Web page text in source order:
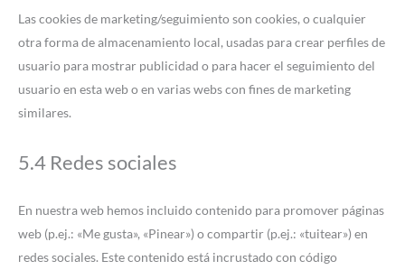
Las cookies de marketing/seguimiento son cookies, o cualquier
otra forma de almacenamiento local, usadas para crear perfiles de
usuario para mostrar publicidad o para hacer el seguimiento del
usuario en esta web o en varias webs con fines de marketing
similares.
5.4 Redes sociales
En nuestra web hemos incluido contenido para promover páginas
web (p.ej.: «Me gusta», «Pinear») o compartir (p.ej.: «tuitear») en
redes sociales. Este contenido está incrustado con código